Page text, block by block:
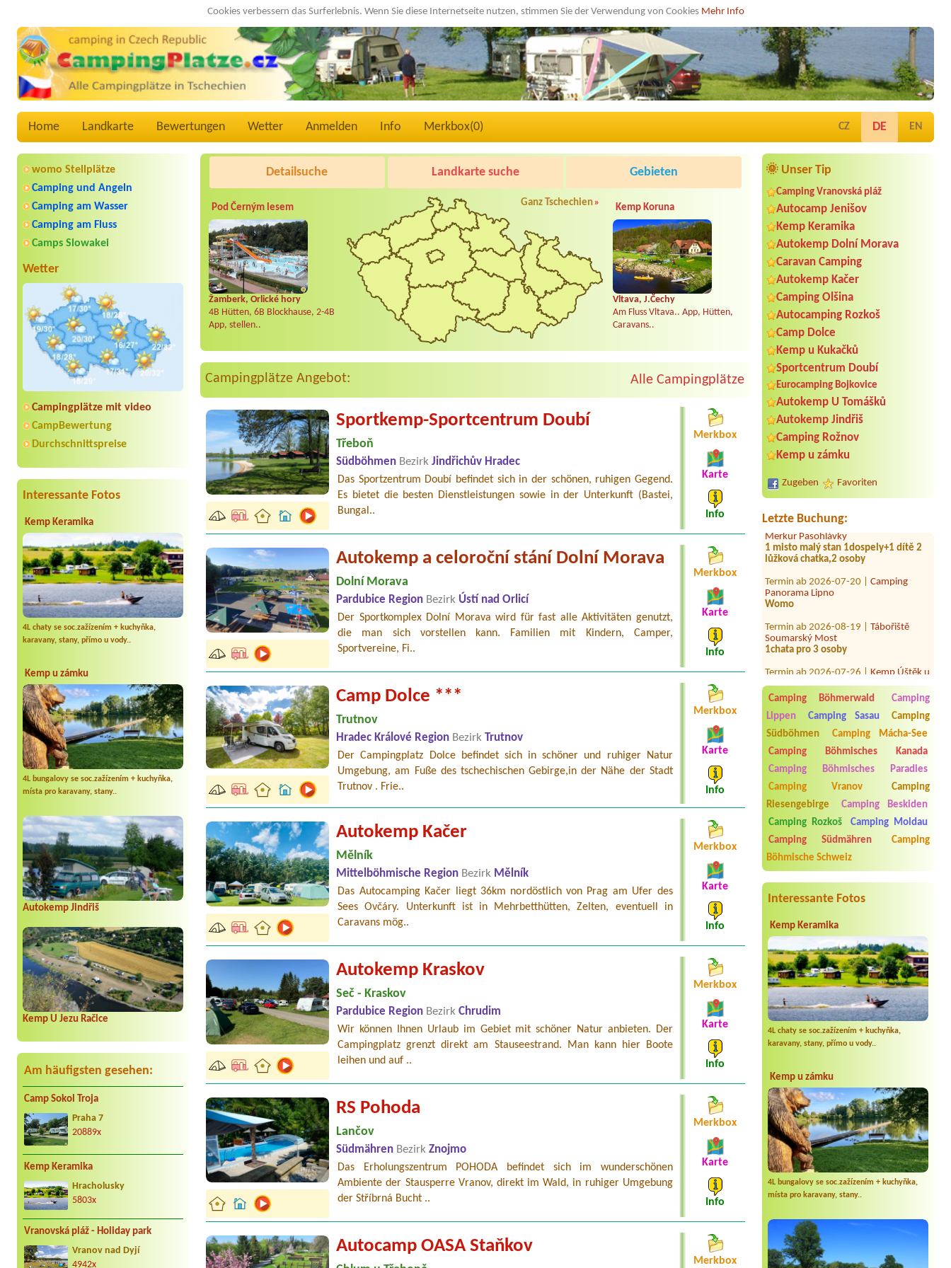
Cookies verbessern das Surferlebnis. Wenn Sie diese Internetseite nutzen, stimmen Sie der Verwendung von Cookies Mehr Info
Home Landkarte Bewertungen Wetter Anmelden Info Merkbox(0) CZ DE EN
womo Stellplätze
Camping und Angeln
Camping am Wasser
Camping am Fluss
Camps Slowakei
Wetter
Campingplätze mit video
CampBewertung
Durchschnittspreise
Interessante Fotos
Kemp Keramika
4L chaty se soc.zažízením + kuchyňka,
karavany, stany, přímo u vody..
Kemp u zámku
4L bungalovy se soc.zažízením + kuchyňka,
místa pro karavany, stany..
Autokemp Jindřiš
Kemp U Jezu Račice
Am häufigsten gesehen:
Camp Sokol Troja
Praha 7
20889x
Kemp Keramika
Hracholusky
5803x
Vranovská pláž - Holiday park
Vranov nad Dyjí
4942x
🌞 Unser Tip
Camping Vranovská pláž
Autocamp Jenišov
Kemp Keramika
Autokemp Dolní Morava
Caravan Camping
Autokemp Kačer
Camping Olšina
Autocamping Rozkoš
Camp Dolce
Kemp u Kukačků
Sportcentrum Doubí
Eurocamping Bojkovice
Autokemp U Tomášků
Autokemp Jindřiš
Camping Rožnov
Kemp u zámku
Zugeben Favoriten
Letzte Buchung:
Termin ab 2026-08-06 |
Zadní Třebaň - Ostrov
Chatka pro 2 odoby
Termin ab 2026-08-23 |
Camping Horní Planá
41x mit El.An am Wasser
Osika
4L chata a 4 osoby
Termin ab 2026-08-05 |
Merkur Pasohlávky
1 misto malý stan 1dospely+1 dítě 2
lůžková chatka,2 osoby
Panorama Lipno
Womo
Soumarský Most
1chata pro 3 osoby
jezera Chmelař
Termin ab 2026-08-03 |
Autocamp
Příhrazy
1 camper place
Termin ab 2026-08-14 |Rekreační
areál Milavy
4L chata tři osoby
Jenišov - Lipno
4L Chatka(WC, sprcha, kuchyňka) - 2
osoby + pes
Camping Böhmerwald
Camping
Lippen
Camping Sasau
Camping
Südböhmen
Camping Mácha-See
Camping Böhmisches Kanada
Camping Böhmisches Paradies
Camping Vranov
Camping
Riesengebirge
Camping Beskiden
Camping Rozkoš
Camping Moldau
Camping Südmähren
Camping
Böhmische Schweiz
Interessante Fotos
Kemp Keramika
4L chaty se soc.zažízením + kuchyňka,
karavany, stany, přímo u vody..
Kemp u zámku
4L bungalovy se soc.zažízením + kuchyňka,
místa pro karavany, stany..
Detailsuche Landkarte suche Gebieten
Pod Černým lesem
Žamberk, Orlické hory
4B Hütten, 6B Blockhause, 2-4B
App, stellen..
Ganz Tschechien» Kemp Koruna
Vltava, J.Čechy
Am Fluss Vltava.. App, Hütten,
Caravans..
Campingplätze Angebot: Alle Campingplätze
Sportkemp-Sportcentrum Doubí
Třeboň
Südböhmen Bezirk Jindřichův Hradec
Das Sportzentrum Doubí befindet sich in der schönen, ruhigen Gegend.
Es bietet die besten Dienstleistungen sowie in der Unterkunft (Bastei,
Bungal..
Merkbox
Karte
Info
Autokemp a celoroční stání Dolní Morava
Dolní Morava
Pardubice Region Bezirk Ústí nad Orlicí
Der Sportkomplex Dolní Morava wird für fast alle Aktivitäten genutzt,
die man sich vorstellen kann. Familien mit Kindern, Camper,
Sportvereine, Fi..
Merkbox
Karte
Info
Camp Dolce ***
Trutnov
Hradec Králové Region Bezirk Trutnov
Der Campingplatz Dolce befindet sich in schöner und ruhiger Natur
Umgebung, am Fuße des tschechischen Gebirge,in der Nähe der Stadt
Trutnov . Frie..
Merkbox
Karte
Info
Autokemp Kačer
Mělník
Mittelböhmische Region Bezirk Mělník
Das Autocamping Kačer liegt 36km nordöstlich von Prag am Ufer des
Sees Ovčáry. Unterkunft ist in Mehrbetthütten, Zelten, eventuell in
Caravans mög..
Merkbox
Karte
Info
Autokemp Kraskov
Seč - Kraskov
Pardubice Region Bezirk Chrudim
Wir können Ihnen Urlaub im Gebiet mit schöner Natur anbieten. Der
Campingplatz grenzt direkt am Stauseestrand. Man kann hier Boote
leihen und auf ..
Merkbox
Karte
Info
RS Pohoda
Lančov
Südmähren Bezirk Znojmo
Das Erholungszentrum POHODA befindet sich im wunderschönen
Ambiente der Stausperre Vranov, direkt im Wald, in ruhiger Umgebung
der Stříbrná Bucht ..
Merkbox
Karte
Info
Autocamp OASA Staňkov
Merkbox